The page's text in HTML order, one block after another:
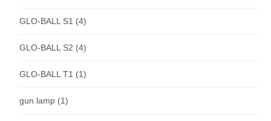
GLO-BALL S1 (4)
GLO-BALL S2 (4)
GLO-BALL T1 (1)
gun lamp (1)